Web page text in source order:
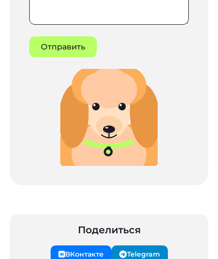
Отправить
Поделиться
ВКонтакте
Telegram